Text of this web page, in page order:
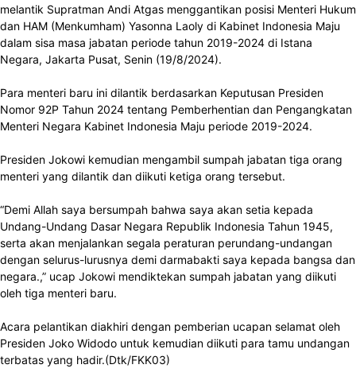
melantik Supratman Andi Atgas menggantikan posisi Menteri Hukum
dan HAM (Menkumham) Yasonna Laoly di Kabinet Indonesia Maju
dalam sisa masa jabatan periode tahun 2019-2024 di Istana
Negara, Jakarta Pusat, Senin (19/8/2024).
Para menteri baru ini dilantik berdasarkan Keputusan Presiden
Nomor 92P Tahun 2024 tentang Pemberhentian dan Pengangkatan
Menteri Negara Kabinet Indonesia Maju periode 2019-2024.
Presiden Jokowi kemudian mengambil sumpah jabatan tiga orang
menteri yang dilantik dan diikuti ketiga orang tersebut.
“Demi Allah saya bersumpah bahwa saya akan setia kepada
Undang-Undang Dasar Negara Republik Indonesia Tahun 1945,
serta akan menjalankan segala peraturan perundang-undangan
dengan selurus-lurusnya demi darmabakti saya kepada bangsa dan
negara.,” ucap Jokowi mendiktekan sumpah jabatan yang diikuti
oleh tiga menteri baru.
Acara pelantikan diakhiri dengan pemberian ucapan selamat oleh
Presiden Joko Widodo untuk kemudian diikuti para tamu undangan
terbatas yang hadir.(Dtk/FKK03)